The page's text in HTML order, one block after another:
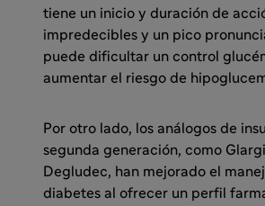
tiene un inicio y duración de
impredecibles y un pico
puede dificultar un control
aumentar el riesgo de
Por otro lado, los análogos de
segunda generación, como
Degludec, han mejorado el
diabetes al ofrecer un perfil